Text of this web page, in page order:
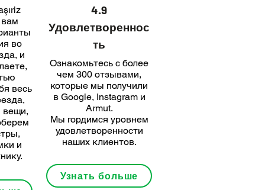
вам
во
и
весь
вещи,
и
4.9
Удовлетвореннос
ть
Ознакомьтесь с более
чем 300 отзывами,
которые мы получили
в Google, Instagram и
Armut.
Мы гордимся уровнем
удовлетворенности
наших клиентов.
Узнать больше